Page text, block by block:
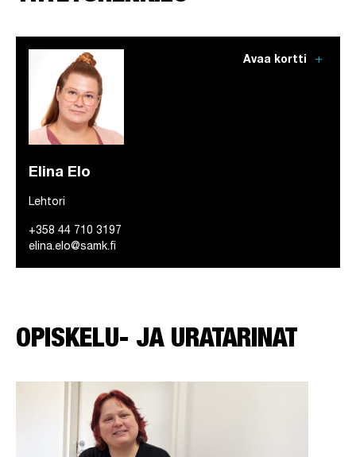
Avaa kortti add
Elina Elo
Lehtori
+358 44 710 3197
elina.elo@samk.fi
OPISKELU- JA URATARINAT